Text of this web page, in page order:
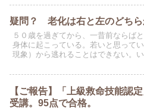
疑問？ 老化は右と左のどちら
５０歳を過ぎてから、一昔前ならば
身体に起こっている。若いと思って
現象）から逃れることはできない。
【ご報告】「上級救命技能認
受講。95点で合格。